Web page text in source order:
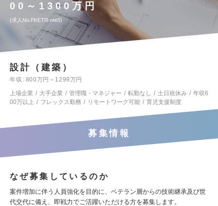
00～1300万円
求人No.PKETR-nte5
設計（建築）
年収
800万円～1299万円
上場企業
大手企業 管理職・マネジャー 転勤なし 土日祝休み
年収6
00万以上
フレックス勤務 リモートワーク可能 育児支援制度
募集情報
なぜ募集しているのか
案件増加に伴う人員強化を目的に、ベテラン層からの技術継承及び世
代交代に備え、即戦力でご活躍いただける方を募集します。